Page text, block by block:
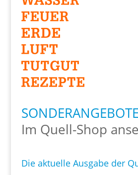
SONDERANGEBOTE
Im Quell-Shop
Die aktuelle Ausgabe der